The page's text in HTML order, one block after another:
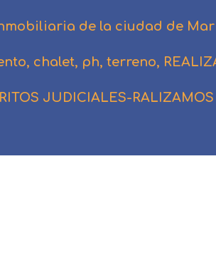
de la ciudad de Mar
chalet, ph, terreno,
JUDICIALES-